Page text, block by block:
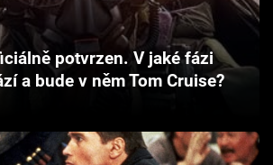
potvrzen. V jaké fázi
a bude v něm Tom Cruise?